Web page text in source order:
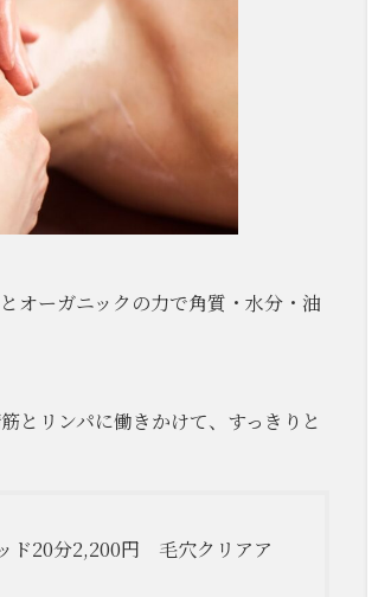
オーガニックの力で角質・水分・油
とリンパに働きかけて、すっきりと
ド20分2,200円 毛穴クリアア